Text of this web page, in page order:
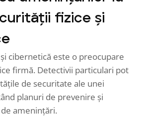
fizice și
cibernetică este o preocupare
firmă. Detectivii particulari pot
de securitate ale unei
planuri de prevenire și
amenințări.